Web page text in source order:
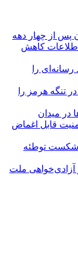
پس از چهار دهه
اطلاعات کاهش
را
تنگه هرمز را
در میدان
قابل اغماض
شکست توطئه
ملت